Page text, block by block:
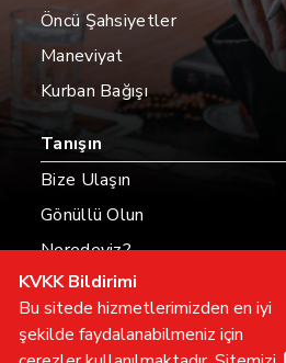
Öncü Şahsiyetler
Maneviyat
Kurban Bağışı
Tanışın
Bize Ulaşın
Gönüllü Olun
Neredeyiz?
Hesaplarımız
KVKK Bildirimi
Bu sitede hizmetlerimizden en iyi
şekilde faydalanabilmeniz için